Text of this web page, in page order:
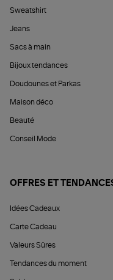
Sweatshirt
Jeans
Sacs à main
Bijoux tendances
Doudounes et Parkas
Maison déco
Beauté
Conseil Mode
OFFRES ET
Idées Cadeaux
Carte Cadeau
Valeurs Sûres
Tendances du moment